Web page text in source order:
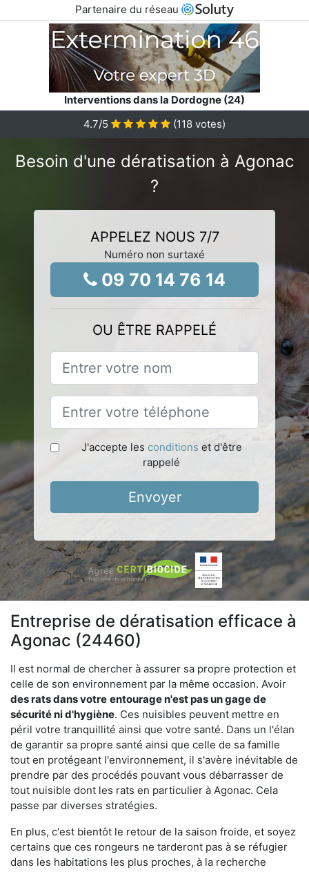
Partenaire du réseau
Interventions dans la Dordogne (24)
4.7/5 (118 votes)
Besoin d'une dératisation à Agonac
?
APPELEZ NOUS 7/7
Numéro non surtaxé
09 70 14 76 14
OU ÊTRE RAPPELÉ
J'accepte les conditions et d'être
rappelé
Envoyer
Entreprise de dératisation efficace à
Agonac (24460)
Il est normal de chercher à assurer sa propre protection et
celle de son environnement par la même occasion. Avoir
des rats dans votre entourage n'est pas un gage de
sécurité ni d'hygiène. Ces nuisibles peuvent mettre en
péril votre tranquillité ainsi que votre santé. Dans un l'élan
de garantir sa propre santé ainsi que celle de sa famille
tout en protégeant l'environnement, il s'avère inévitable de
prendre par des procédés pouvant vous débarrasser de
tout nuisible dont les rats en particulier à Agonac. Cela
passe par diverses stratégies.
En plus, c'est bientôt le retour de la saison froide, et soyez
certains que ces rongeurs ne tarderont pas à se réfugier
dans les habitations les plus proches, à la recherche